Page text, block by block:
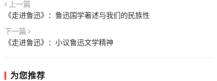
上一篇
《走进鲁迅》：鲁迅国学著述与我们的民族性
下一篇
《走进鲁迅》：小议鲁迅文学精神
为您推荐